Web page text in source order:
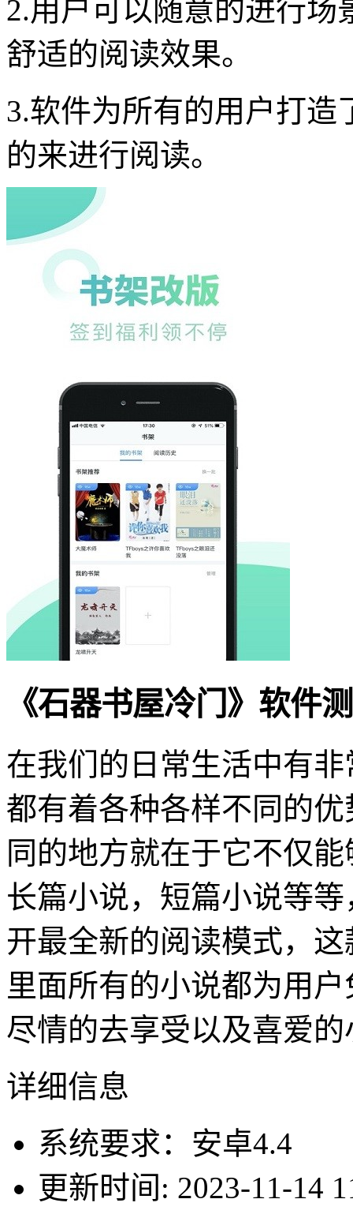
2.用户可以随意的进行
舒适的阅读效果。
3.软件为所有的用户打
的来进行阅读。
《石器书屋冷门》软件
在我们的日常生活中有
都有着各种各样不同的
同的地方就在于它不仅
长篇小说，短篇小说等
开最全新的阅读模式，
里面所有的小说都为用
尽情的去享受以及喜爱的
详细信息
系统要求：安卓4.4
更新时间: 2023-11-14